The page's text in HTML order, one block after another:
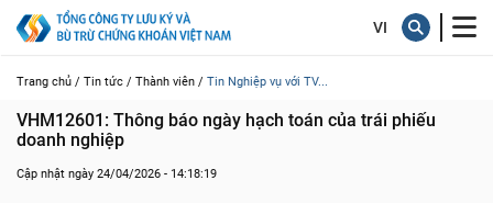
Trang chủ / Tin tức / Thành viên / Tin Nghiệp vụ với TV...
VHM12601: Thông báo ngày hạch toán của trái phiếu
doanh nghiệp
Cập nhật ngày 24/04/2026 - 14:18:19